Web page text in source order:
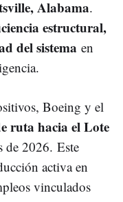
Alabama.
estructural,
del sistema en
Boeing y el
ruta hacia el Lote
de 2026. Este
activa en
vinculados